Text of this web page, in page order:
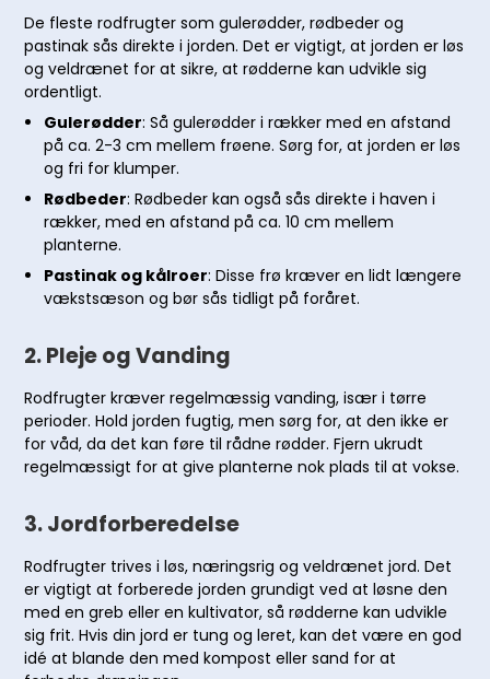
De fleste rodfrugter som gulerødder, rødbeder og
pastinak sås direkte i jorden. Det er vigtigt, at jorden er løs
og veldrænet for at sikre, at rødderne kan udvikle sig
ordentligt.
Gulerødder: Så gulerødder i rækker med en afstand
på ca. 2-3 cm mellem frøene. Sørg for, at jorden er løs
og fri for klumper.
Rødbeder: Rødbeder kan også sås direkte i haven i
rækker, med en afstand på ca. 10 cm mellem
planterne.
Pastinak og kålroer: Disse frø kræver en lidt længere
vækstsæson og bør sås tidligt på foråret.
2.Pleje og Vanding
Rodfrugter kræver regelmæssig vanding, især i tørre
perioder. Hold jorden fugtig, men sørg for, at den ikke er
for våd, da det kan føre til rådne rødder. Fjern ukrudt
regelmæssigt for at give planterne nok plads til at vokse.
3.Jordforberedelse
Rodfrugter trives i løs, næringsrig og veldrænet jord. Det
er vigtigt at forberede jorden grundigt ved at løsne den
med en greb eller en kultivator, så rødderne kan udvikle
sig frit. Hvis din jord er tung og leret, kan det være en god
idé at blande den med kompost eller sand for at